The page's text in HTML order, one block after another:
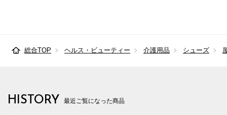
総合TOP ヘルス・ビューティー 介護用品 シューズ
HISTORY 最近ご覧になった商品